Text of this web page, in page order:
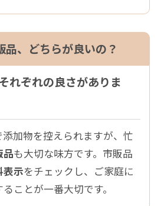
品、どちらが良いの？
れぞれの良さがありま
添加物を控えられますが、忙
品も大切な味方です。市販品
表示をチェックし、ご家庭に
ことが一番大切です。